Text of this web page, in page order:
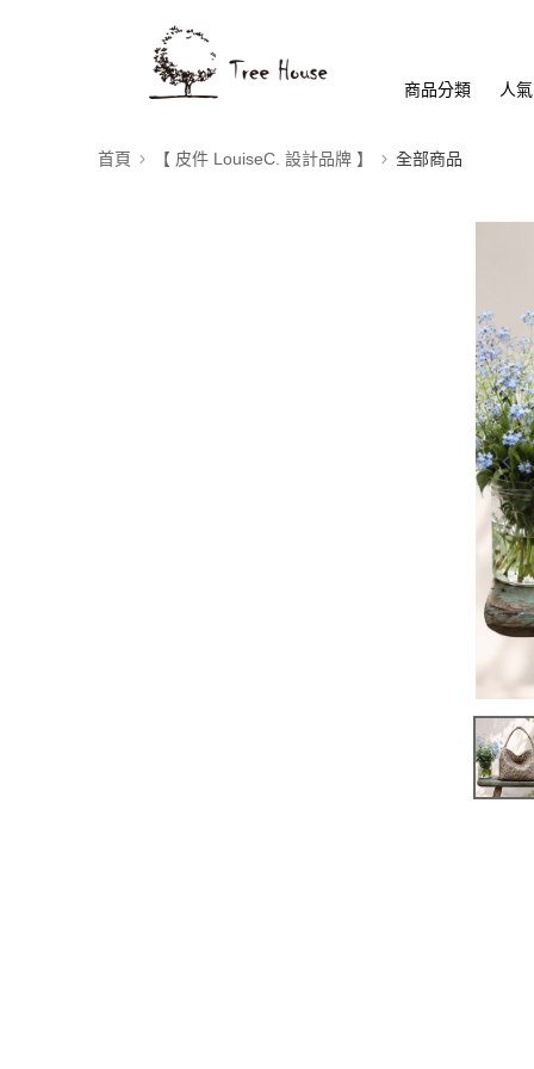
商品分類 人
首頁 【 皮件 LouiseC. 設計品牌 】 全部商品